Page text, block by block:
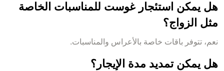
هل يمكن استئجار غوست للمناسبات الخاصة
مثل الزواج؟
نعم، تتوفر باقات خاصة بالأعراس والمناسبات.
هل يمكن تمديد مدة الإيجار؟